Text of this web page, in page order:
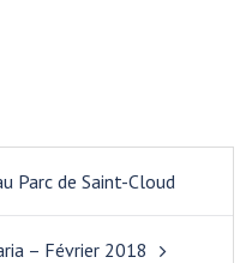
Parc de Saint-Cloud
– Février 2018